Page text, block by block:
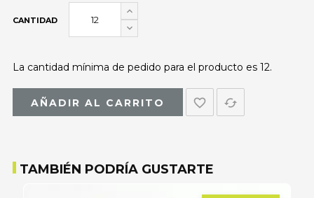
CANTIDAD
La cantidad mínima de pedido para el producto es 12.
AÑADIR AL CARRITO favorite_border cached
TAMBIÉN PODRÍA GUSTARTE